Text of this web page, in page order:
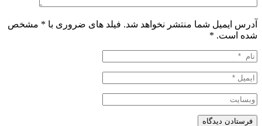
آدرس ایمیل شما منتشر نخواهد شد. فیلد های ضروری با * مشخص
شده است. *